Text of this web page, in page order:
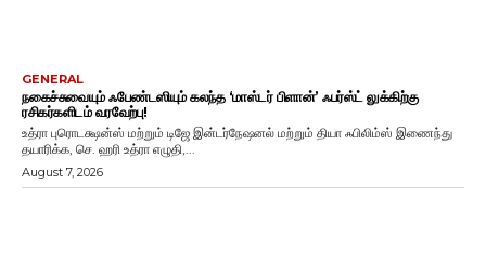
GENERAL
நகைச்சுவையும் ஃபேண்டஸியும் கலந்த ‘மாஸ்டர் பிளான்’ ஃபர்ஸ்ட் லுக்கிற்கு
ரசிகர்களிடம் வரவேற்பு!
உத்ரா புரொடக்ஷன்ஸ் மற்றும் டிஜே இன்டர்நேஷனல் மற்றும் தியா ஃபிலிம்ஸ் இணைந்து
தயாரிக்க, செ. ஹரி உத்ரா எழுதி,...
August 7, 2026